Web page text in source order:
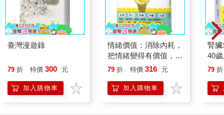
臺灣漫遊錄
79 折 特價 300 元
加入購物車
情緒價值：消除內耗，
把情緒變得有價值，跟
誰都能自在相處
79 折 特價 316 元
加入購物車
腎
40
就
79 折